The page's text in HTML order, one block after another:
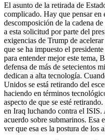
El asunto de la retirada de
complicado. Hay que pensar en
descomposición de la cadena
a esta solicitud por parte del
exigencias de Trump de
que se ha impuesto el
para entender mejor este tema,
defensa de más de setecientos
dedican a alta tecnología.
Unidos se está retirando del
haciendo en términos
aspecto de que se esté
en Iraq luchando contra el
acuerdo sobre submarinos. Esa
ver que esa es la postura de los